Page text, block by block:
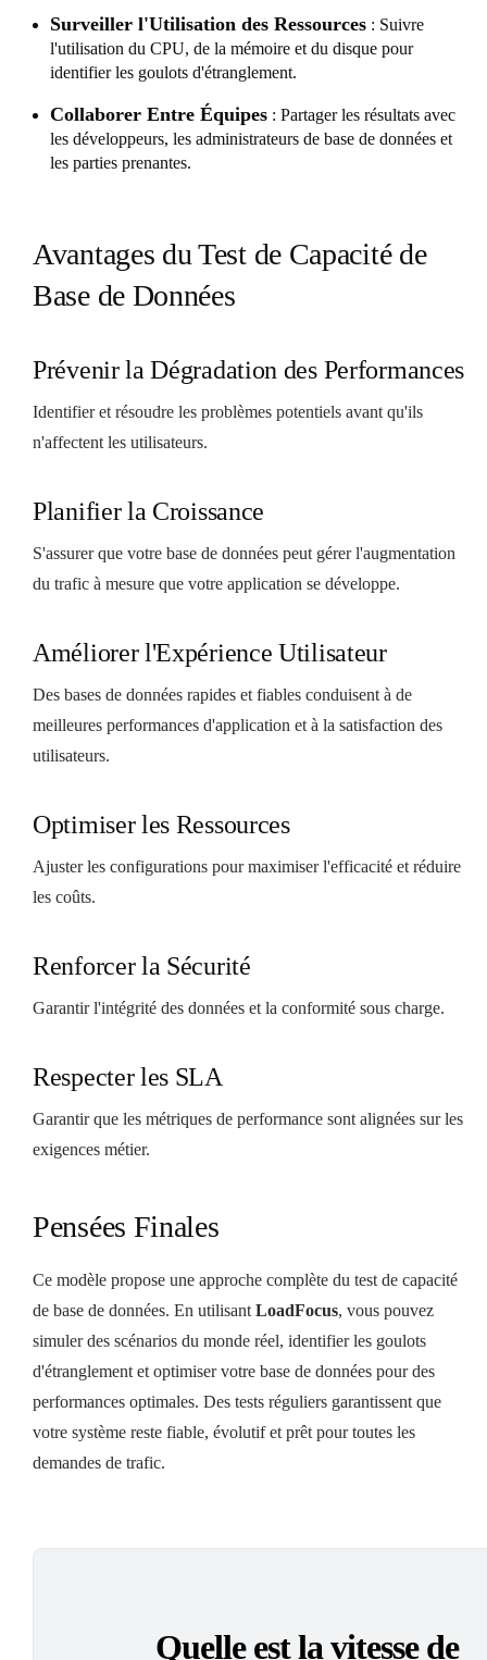
Surveiller l'Utilisation des Ressources : Suivre
l'utilisation du CPU, de la mémoire et du disque pour
identifier les goulots d'étranglement.
Collaborer Entre Équipes : Partager les résultats avec
les développeurs, les administrateurs de base de données et
les parties prenantes.
Avantages du Test de Capacité de
Base de Données
Prévenir la Dégradation des Performances
Identifier et résoudre les problèmes potentiels avant qu'ils
n'affectent les utilisateurs.
Planifier la Croissance
S'assurer que votre base de données peut gérer l'augmentation
du trafic à mesure que votre application se développe.
Améliorer l'Expérience Utilisateur
Des bases de données rapides et fiables conduisent à de
meilleures performances d'application et à la satisfaction des
utilisateurs.
Optimiser les Ressources
Ajuster les configurations pour maximiser l'efficacité et réduire
les coûts.
Renforcer la Sécurité
Garantir l'intégrité des données et la conformité sous charge.
Respecter les SLA
Garantir que les métriques de performance sont alignées sur les
exigences métier.
Pensées Finales
Ce modèle propose une approche complète du test de capacité
de base de données. En utilisant LoadFocus, vous pouvez
simuler des scénarios du monde réel, identifier les goulots
d'étranglement et optimiser votre base de données pour des
performances optimales. Des tests réguliers garantissent que
votre système reste fiable, évolutif et prêt pour toutes les
demandes de trafic.
Quelle est la vitesse de